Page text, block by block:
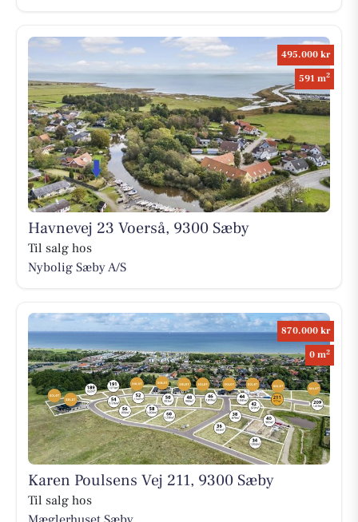
495.000 kr
591 m2
Havnevej 23 Voerså, 9300 Sæby
Til salg hos
Nybolig Sæby A/S
870.000 kr
0 m2
Karen Poulsens Vej 211, 9300 Sæby
Til salg hos